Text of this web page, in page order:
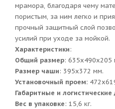
мрамора, благодаря чему
пористым, за ним легко и
прочный защитный слой
усилий при уходе за мойкой.
Характеристики:
Общий размер: 635x490x205
Размер чаши: 395х372 мм.
Установочный проем:
Габаритные и
Вес в упаковке: 15,6 кг.